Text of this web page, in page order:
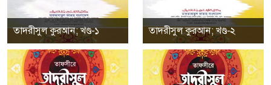
তাদরীসুল কুরআন; খণ্ড-১ তাদরীসুল কুরআন; খণ্ড-২